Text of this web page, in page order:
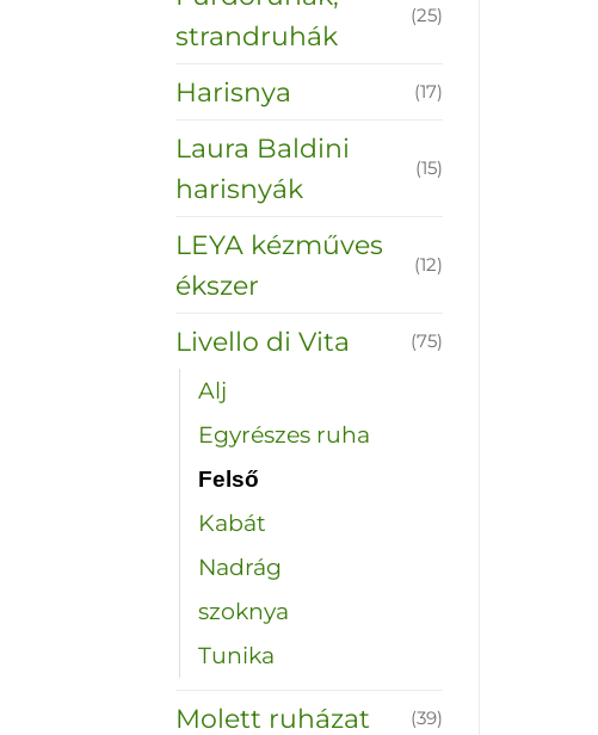
strandruhák
(25)
Harisnya (17)
Laura Baldini
harisnyák
(15)
LEYA kézműves
ékszer
(12)
Livello di Vita (75)
Alj
Egyrészes ruha
Felső
Kabát
Nadrág
szoknya
Tunika
Molett ruházat (39)